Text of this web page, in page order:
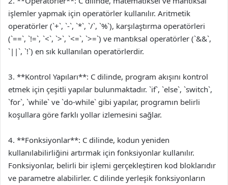
işlemler yapmak için operatörler kullanılır. Aritmetik
operatörler (`+`, `-`, `*`, `/`, `%`), karşılaştırma operatörleri
(`==`, `!=`, `<`, `>`, `<=`, `>=`) ve mantıksal operatörler (`&&`,
`||`, `!`) en sık kullanılan operatörlerdir.
3. **Kontrol Yapıları**: C dilinde, program akışını kontrol
etmek için çeşitli yapılar bulunmaktadır. `if`, `else`, `switch`,
`for`, `while` ve `do-while` gibi yapılar, programın belirli
koşullara göre farklı yollar izlemesini sağlar.
4. **Fonksiyonlar**: C dilinde, kodun yeniden
kullanılabilirliğini artırmak için fonksiyonlar kullanılır.
Fonksiyonlar, belirli bir işlemi gerçekleştiren kod bloklarıdır
ve parametre alabilirler. C dilinde yerleşik fonksiyonların